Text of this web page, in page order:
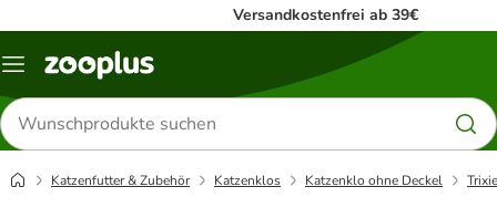
Versandkostenfrei ab 39€
Menü
Produkte
suchen
Katzenfutter & Zubehör Katzenklos Katzenklo ohne Deckel